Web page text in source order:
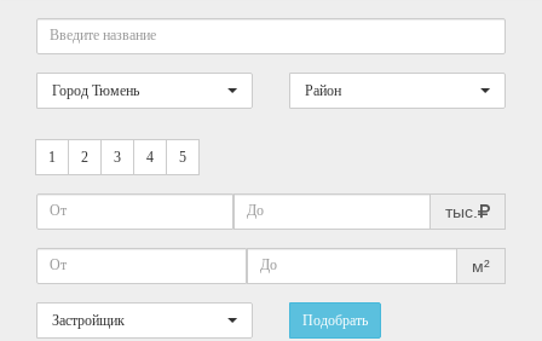
Город Тюмень Район
1 2 3 4 5
тыс.
м²
Застройщик Подобрать